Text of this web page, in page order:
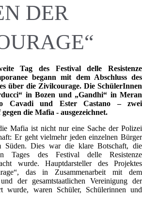
DER
Tag des Festival delle Resistenze
begann mit dem Abschluss des
über die Zivilcourage. Die SchülerInnen
in Bozen und „Gandhi“ in Meran
Cavadi und Ester Castano – zwei
die Mafia - ausgezeichnet.
Mafia ist nicht nur eine Sache der Polizei
Er geht vielmehr jeden einzelnen Bürger
Dies war die klare Botschaft, die
Tages des Festival delle Resistenze
wurde. Hauptdarsteller des Projektes
das in Zusammenarbeit mit dem
der gesamtstaatlichen Vereinigung der
wurde, waren Schüler, Schülerinnen und